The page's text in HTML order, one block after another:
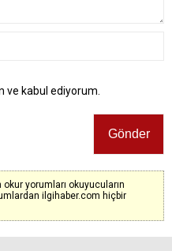
ve kabul ediyorum.
yorumları okuyucuların
ilgihaber.com hiçbir